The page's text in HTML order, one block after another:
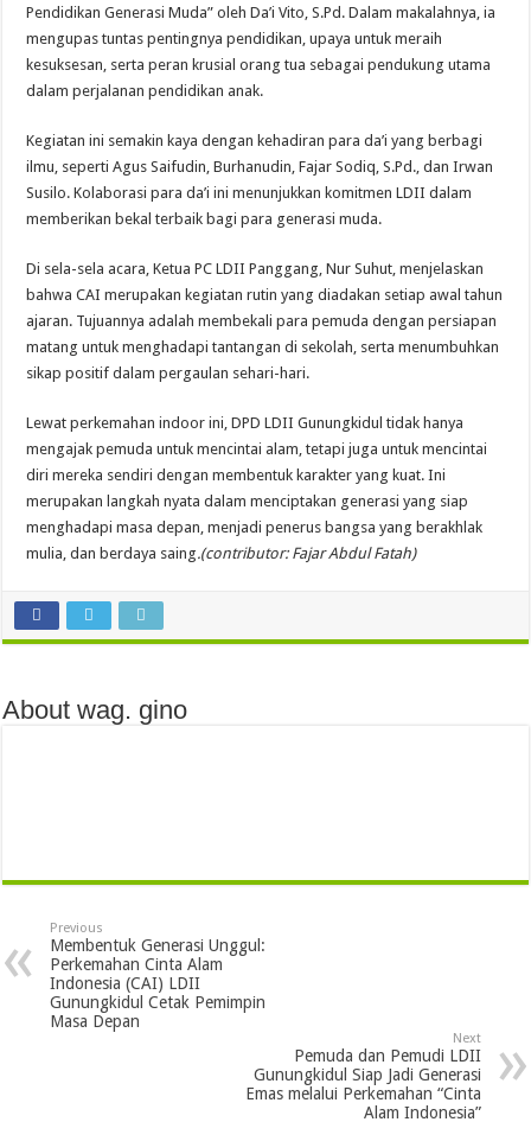
Pendidikan Generasi Muda” oleh Da’i Vito, S.Pd. Dalam makalahnya, ia
mengupas tuntas pentingnya pendidikan, upaya untuk meraih
kesuksesan, serta peran krusial orang tua sebagai pendukung utama
dalam perjalanan pendidikan anak.
Kegiatan ini semakin kaya dengan kehadiran para da’i yang berbagi
ilmu, seperti Agus Saifudin, Burhanudin, Fajar Sodiq, S.Pd., dan Irwan
Susilo. Kolaborasi para da’i ini menunjukkan komitmen LDII dalam
memberikan bekal terbaik bagi para generasi muda.
Di sela-sela acara, Ketua PC LDII Panggang, Nur Suhut, menjelaskan
bahwa CAI merupakan kegiatan rutin yang diadakan setiap awal tahun
ajaran. Tujuannya adalah membekali para pemuda dengan persiapan
matang untuk menghadapi tantangan di sekolah, serta menumbuhkan
sikap positif dalam pergaulan sehari-hari.
Lewat perkemahan indoor ini, DPD LDII Gunungkidul tidak hanya
mengajak pemuda untuk mencintai alam, tetapi juga untuk mencintai
diri mereka sendiri dengan membentuk karakter yang kuat. Ini
merupakan langkah nyata dalam menciptakan generasi yang siap
menghadapi masa depan, menjadi penerus bangsa yang berakhlak
mulia, dan berdaya saing.(contributor: Fajar Abdul Fatah)
About wag. gino
Previous
Membentuk Generasi Unggul:
Perkemahan Cinta Alam
Indonesia (CAI) LDII
Gunungkidul Cetak Pemimpin
Masa Depan
Next
Pemuda dan Pemudi LDII
Gunungkidul Siap Jadi Generasi
Emas melalui Perkemahan “Cinta
Alam Indonesia”